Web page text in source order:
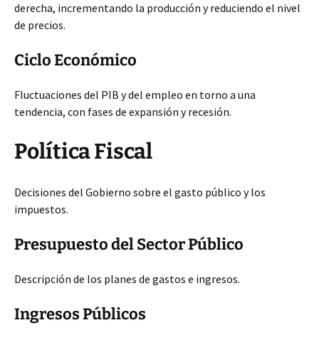
derecha, incrementando la producción y reduciendo el nivel
de precios.
Ciclo Económico
Fluctuaciones del PIB y del empleo en torno a una
tendencia, con fases de expansión y recesión.
Política Fiscal
Decisiones del Gobierno sobre el gasto público y los
impuestos.
Presupuesto del Sector Público
Descripción de los planes de gastos e ingresos.
Ingresos Públicos